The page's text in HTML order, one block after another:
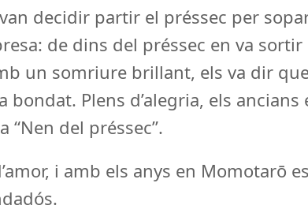
decidir partir el préssec per
de dins del préssec en va
un somriure brillant, els va dir
bondat. Plens d’alegria, els
del préssec”.
i amb els anys en Momotarō